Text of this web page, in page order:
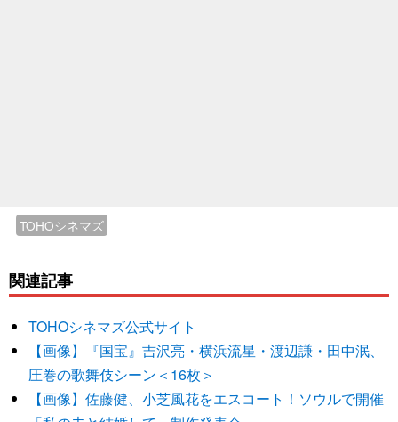
TOHOシネマズ
関連記事
TOHOシネマズ公式サイト
【画像】『国宝』吉沢亮・横浜流星・渡辺謙・田中泯、
圧巻の歌舞伎シーン＜16枚＞
【画像】佐藤健、小芝風花をエスコート！ソウルで開催